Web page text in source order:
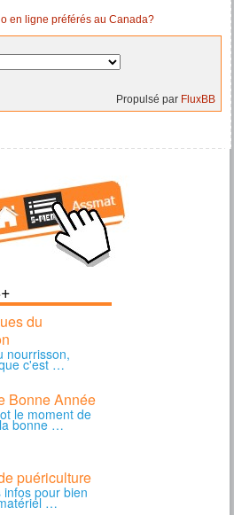
en ligne préférés au Canada?
Propulsé par FluxBB